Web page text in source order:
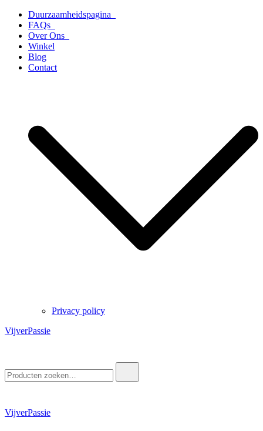
naar
inhoud
Duurzaamheidspagina
FAQs
Over Ons
Winkel
Blog
Contact
Privacy policy
VijverPassie
naar:
VijverPassie